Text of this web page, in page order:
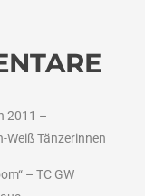
2011 –
Weiß Tänzerinnen
– TC GW